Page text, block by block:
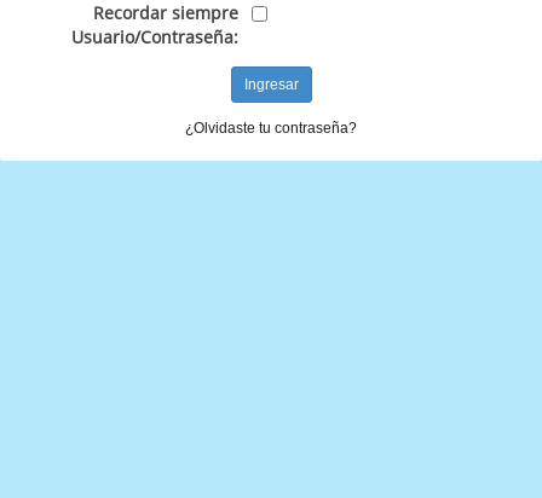
Recordar siempre
Usuario/Contraseña:
¿Olvidaste tu contraseña?